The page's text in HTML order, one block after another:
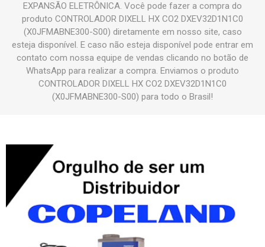
EXPANSÃO ELETRÔNICA. Você pode fazer a compra do
produto CONTROLADOR DIXELL HX CO2 DXEV32D1N1C0
(X0JFMABNE300-S00) diretamente em nosso site, caso
esteja disponível. E caso não esteja disponível pode entrar em
contato com nossa equipe de vendas clicando no botão de
WhatsApp para realizar a compra. Enviamos o produto
CONTROLADOR DIXELL HX CO2 DXEV32D1N1C0
(X0JFMABNE300-S00) para todo o Brasil!